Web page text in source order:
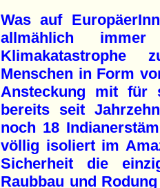
Was auf
allmählich
Klimakatastrophe
Menschen in Form
Ansteckung mit für
bereits seit
noch 18
völlig isoliert im
Sicherheit die
Raubbau und